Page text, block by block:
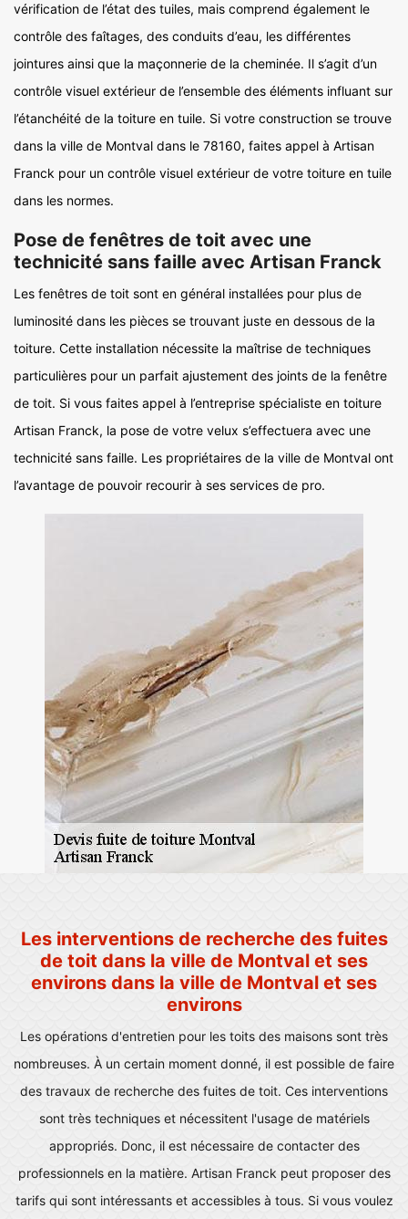
vérification de l’état des tuiles, mais comprend également le
contrôle des faîtages, des conduits d’eau, les différentes
jointures ainsi que la maçonnerie de la cheminée. Il s’agit d’un
contrôle visuel extérieur de l’ensemble des éléments influant sur
l’étanchéité de la toiture en tuile. Si votre construction se trouve
dans la ville de Montval dans le 78160, faites appel à Artisan
Franck pour un contrôle visuel extérieur de votre toiture en tuile
dans les normes.
Pose de fenêtres de toit avec une
technicité sans faille avec Artisan Franck
Les fenêtres de toit sont en général installées pour plus de
luminosité dans les pièces se trouvant juste en dessous de la
toiture. Cette installation nécessite la maîtrise de techniques
particulières pour un parfait ajustement des joints de la fenêtre
de toit. Si vous faites appel à l’entreprise spécialiste en toiture
Artisan Franck, la pose de votre velux s’effectuera avec une
technicité sans faille. Les propriétaires de la ville de Montval ont
l’avantage de pouvoir recourir à ses services de pro.
Les interventions de recherche des fuites
de toit dans la ville de Montval et ses
environs dans la ville de Montval et ses
environs
Les opérations d'entretien pour les toits des maisons sont très
nombreuses. À un certain moment donné, il est possible de faire
des travaux de recherche des fuites de toit. Ces interventions
sont très techniques et nécessitent l'usage de matériels
appropriés. Donc, il est nécessaire de contacter des
professionnels en la matière. Artisan Franck peut proposer des
tarifs qui sont intéressants et accessibles à tous. Si vous voulez